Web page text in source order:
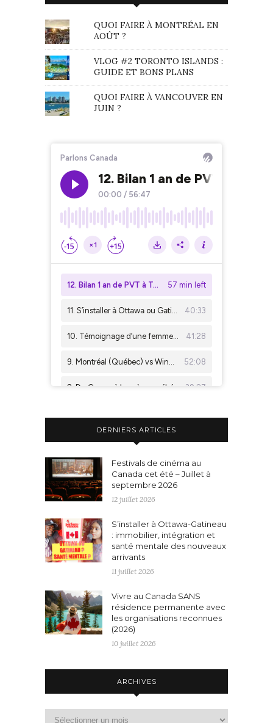
QUOI FAIRE À MONTRÉAL EN
AOÛT ?
VLOG #2 TORONTO ISLANDS :
GUIDE ET BONS PLANS
QUOI FAIRE À VANCOUVER EN
JUIN ?
DERNIERS ARTICLES
Festivals de cinéma au
Canada cet été – Juillet à
septembre 2026
12 juillet 2026
S’installer à Ottawa-Gatineau
: immobilier, intégration et
santé mentale des nouveaux
arrivants
11 juillet 2026
Vivre au Canada SANS
résidence permanente avec
les organisations reconnues
(2026)
10 juillet 2026
ARCHIVES